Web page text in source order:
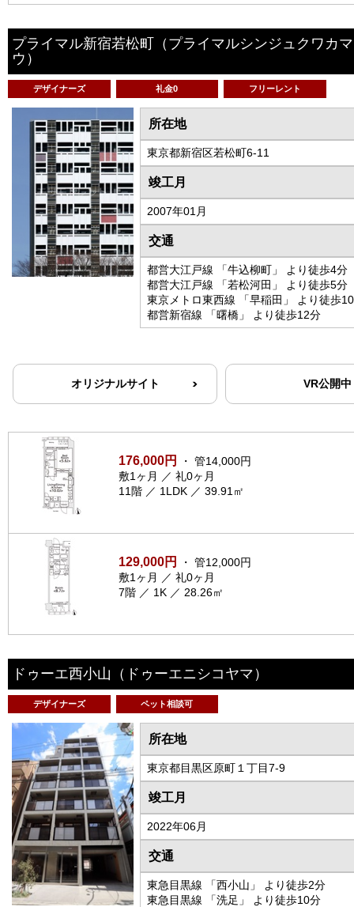
プライマル新宿若松町 （プライマルシンジュクワカ
ウ）
デザイナーズ 礼金0 フリーレント
所在地
東京都新宿区若松町6-11
竣工月
2007年01月
交通
都営大江戸線 「牛込柳町」 より徒歩4分
都営大江戸線 「若松河田」 より徒歩5分
東京メトロ東西線 「早稲田」 より徒歩
都営新宿線 「曙橋」 より徒歩12分
オリジナルサイト VR公開中
176,000円
・ 管14,000円
敷1ヶ月 ／ 礼0ヶ月
11階 ／ 1LDK ／ 39.91㎡
129,000円
・ 管12,000円
敷1ヶ月 ／ 礼0ヶ月
7階 ／ 1K ／ 28.26㎡
ドゥーエ西小山 （ドゥーエニシコヤマ）
デザイナーズ ペット相談可
所在地
東京都目黒区原町１丁目7-9
竣工月
2022年06月
交通
東急目黒線 「西小山」 より徒歩2分
東急目黒線 「洗足」 より徒歩10分